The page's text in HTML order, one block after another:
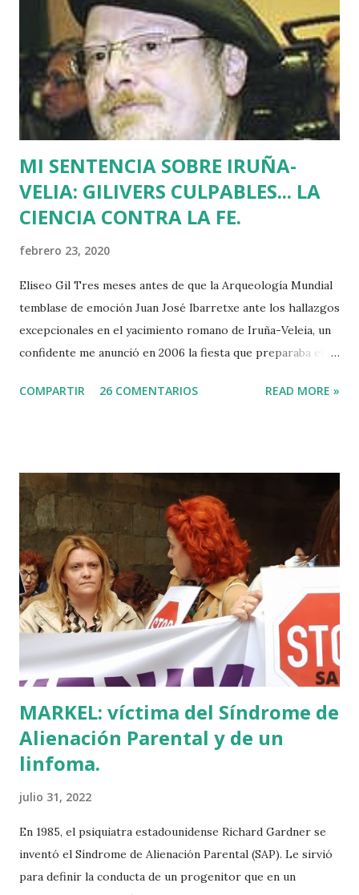
Euskadi dejaron de ser dominadas por ETA y su entorno
político. Nadie recuerda en Bilbao una manifestación mayor
que la que había pedido la liberación de Miguel Angel
Blanco horas antes de su asesinato: concentró a más de
medio millón de personas. Fuimos muchos los que
descubrimos que l...
MI SENTENCIA SOBRE IRUÑA-
VELIA: GILIVERS CULPABLES... LA
CIENCIA CONTRA LA FE.
febrero 23, 2020
Eliseo Gil Tres meses antes de que la Arqueología Mundial
temblase de emoción Juan José Ibarretxe ante los hallazgos
excepcionales en el yacimiento romano de Iruña-Veleia, un
confidente me anunció en 2006 la fiesta que preparaba el
primer calvario de la Cristiandad (con un sonrojante RIP en
por un presunto maestro egipcio llegado desde el Nilo
para educar a los niños de la villa romana. Mi informador y
yo hacíamos risas ante la casualidad de las casualidades:
Euskadi era de nuevo pionera. Ibarretxe dormía entonces
en Ajuria Enea y no paraba de contar a tirios y troyanos que
Euskal Herria era un pueblo con 7.000 años de antigüedad.
Por fin llegaba la arqueología para confirmar sus teorías.
Tuvo que ser su consejera de Cultura y portavoz Miren
Azkarate ...
COMPARTIR 26 COMENTARIOS READ MORE »
MARKEL: víctima del Síndrome de
Alienación Parental y de un
linfoma.
julio 31, 2022
En 1985, el psiquiatra estadounidense Richard Gardner se
inventó el Síndrome de Alienación Parental (SAP). Le sirvió
para definir la conducta de un progenitor que en un